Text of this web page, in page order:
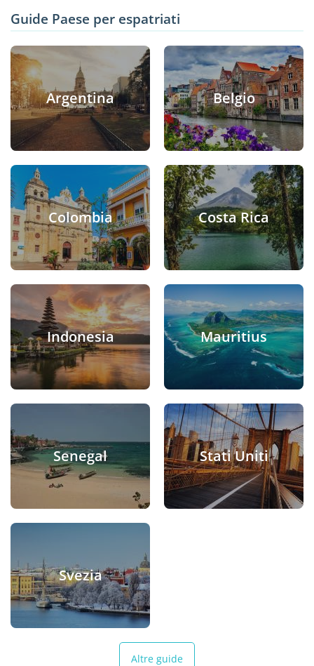
Guide Paese per espatriati
Argentina Belgio
Colombia Costa Rica
Indonesia Mauritius
Senegal Stati Uniti
Svezia
Altre guide